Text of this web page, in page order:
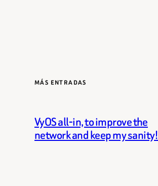
MÁS ENTRADAS
VyOS all-in, to improve the
network and keep my sanity!